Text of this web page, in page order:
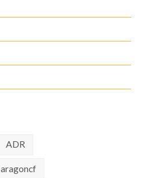
ADR
aragoncf